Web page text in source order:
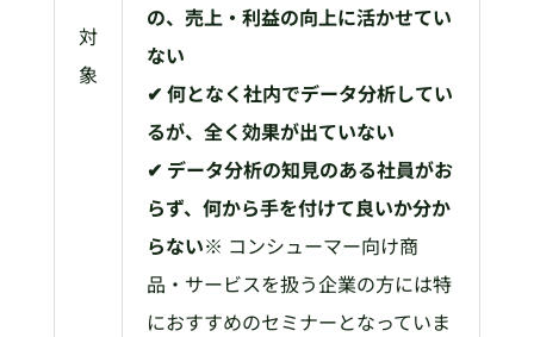
対
象
の、売上・利益の向上に活かせてい
ない
✔ 何となく社内でデータ分析してい
るが、全く効果が出ていない
✔ データ分析の知見のある社員がお
らず、何から手を付けて良いか分か
らない※ コンシューマー向け商
品・サービスを扱う企業の方には特
におすすめのセミナーとなっていま